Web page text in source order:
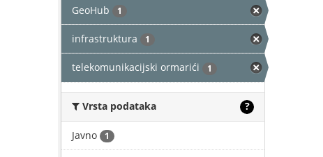
GeoHub 1
infrastruktura 1
telekomunikacijski ormarići 1
Vrsta podataka ?
Javno 1